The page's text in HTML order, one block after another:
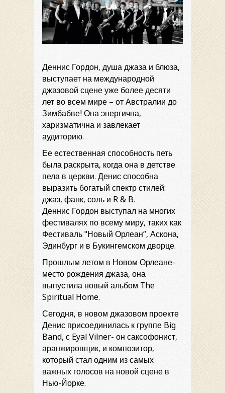
Деннис Гордон, душа джаза и блюза,
выступает на международной
джазовой сцене уже более десяти
лет во всем мире – от Австралии до
Зимбабве! Она энергична,
харизматична и завлекает
аудиторию.
Ее естественная способность петь
была раскрыта, когда она в детстве
пела в церкви. Денис способна
выразить богатый спектр стилей:
джаз, фанк, соль и R & B.
Деннис Гордон выступал на многих
фестивалях по всему миру, таких как
Фестиваль "Новый Орлеан”, Аскона,
Эдинбург и в Букингемском дворце.
Прошлым летом в Новом Орлеане-
место рождения джаза, она
выпустила новый альбом The
Spiritual Home.
Сегодня, в новом джазовом проекте
Денис присоединилась к группе Big
Band, с Eyal Vilner- он саксофонист,
аранжировщик, и композитор,
который стал одним из самых
важных голосов на новой сцене в
Нью-Йорке.